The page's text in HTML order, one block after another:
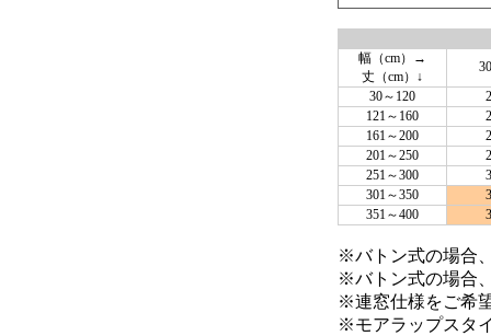
幅（cm）→
丈（cm）↓
30～120
121～160
161～200
201～250
251～300
301～350
351～400
※バトン式の場合
※バトン式の場合
※連窓仕様をご希
※モアラップスタ